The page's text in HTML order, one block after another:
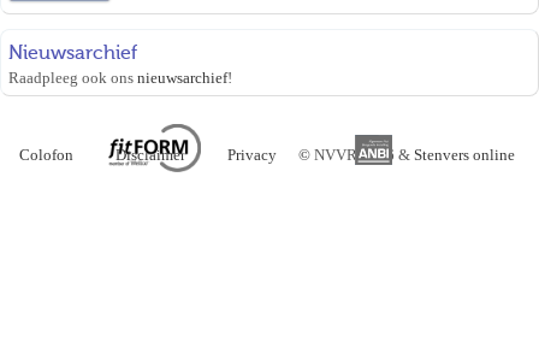
Nieuwsarchief
Raadpleeg ook ons nieuwsarchief!
© NVVR 2026 & Stenvers online
Colofon Disclaimer Privacy